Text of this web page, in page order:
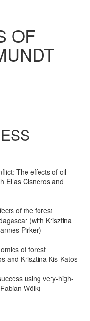
OF
The effects of oil
Elías Cisneros and
of the forest
(with Krisztina
Pirker)
of forest
and Krisztina Kis-Katos
using very-high-
Wölk)